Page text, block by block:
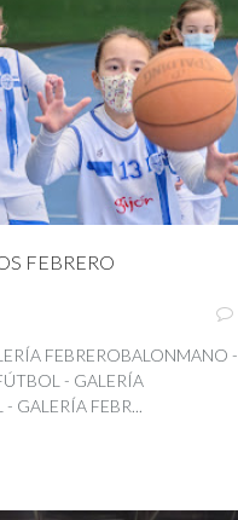
FEBRERO
FEBREROBALONMANO -
- GALERÍA
GALERÍA FEBR...